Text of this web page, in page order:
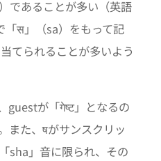
であることが多い（英語
स」（sa）をもって記
てられることが多いよう
guestが「गेष्ट」となるの
また、षがサンスクリッ
sha」音に限られ、その